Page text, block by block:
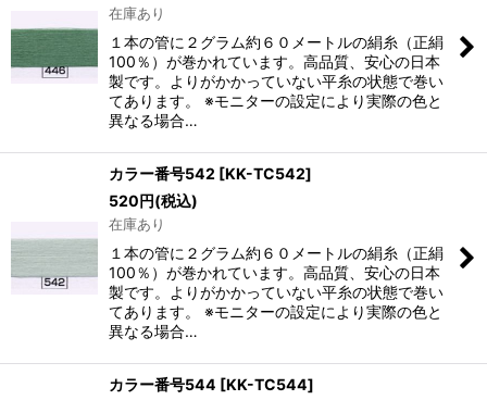
在庫あり
１本の管に２グラム約６０メートルの絹糸（正絹
100％）が巻かれています。高品質、安心の日本
製です。よりがかかっていない平糸の状態で巻い
てあります。 ※モニターの設定により実際の色と
異なる場合…
カラー番号542 [KK-TC542]
520円(税込)
在庫あり
１本の管に２グラム約６０メートルの絹糸（正絹
100％）が巻かれています。高品質、安心の日本
製です。よりがかかっていない平糸の状態で巻い
てあります。 ※モニターの設定により実際の色と
異なる場合…
カラー番号544 [KK-TC544]